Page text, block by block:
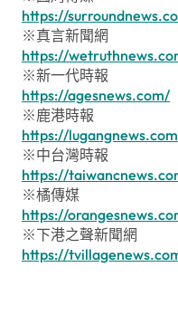
https://
※真言新聞網
https://
※新一代時報
https://agesnews.com/
※鹿港時報
https://
※中台灣時報
https://
※橘傳媒
https://
※下港之聲新聞網
https://